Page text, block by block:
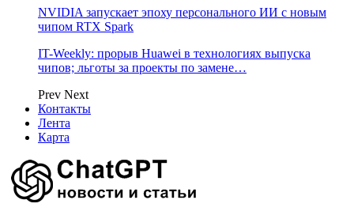
NVIDIA запускает эпоху персонального ИИ с новым
чипом RTX Spark
IT-Weekly: прорыв Huawei в технологиях выпуска
чипов; льготы за проекты по замене…
Prev Next
Контакты
Лента
Карта